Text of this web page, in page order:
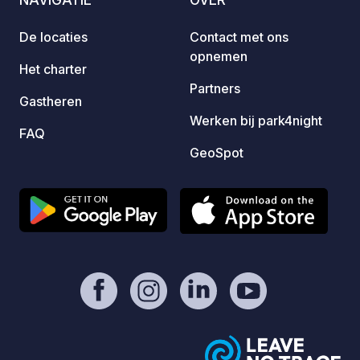
naast de deur: het indrukwekkende
De locaties
Het charter
Gastheren
FAQ
Contact met ons
opnemen
Partners
Werken bij park4night
GeoSpot